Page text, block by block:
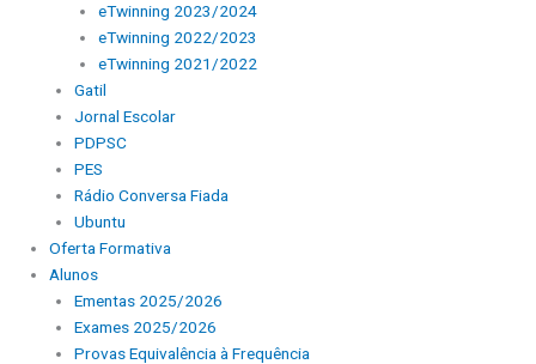
eTwinning 2023/2024
eTwinning 2022/2023
eTwinning 2021/2022
Gatil
Jornal Escolar
PDPSC
PES
Rádio Conversa Fiada
Ubuntu
Oferta Formativa
Alunos
Ementas 2025/2026
Exames 2025/2026
Provas Equivalência à Frequência